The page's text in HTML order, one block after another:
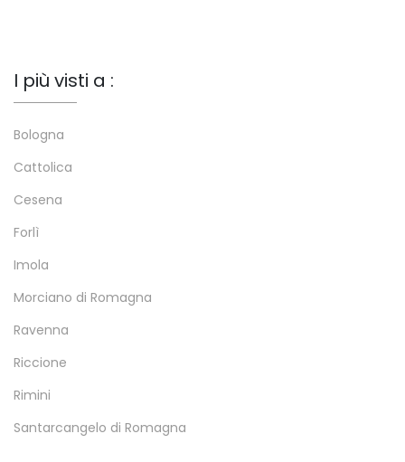
I più visti a :
Bologna
Cattolica
Cesena
Forlì
Imola
Morciano di Romagna
Ravenna
Riccione
Rimini
Santarcangelo di Romagna